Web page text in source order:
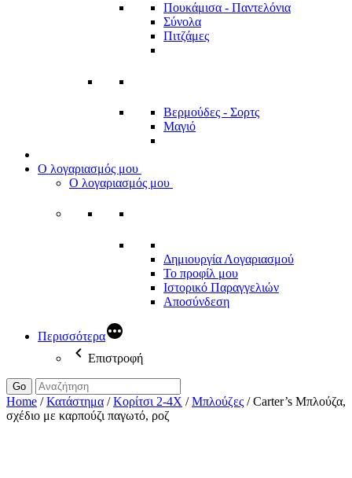
Πουκάμισα - Παντελόνια
Σύνολα
Πιτζάμες
Βερμούδες - Σορτς
Μαγιό
Ο λογαριασμός μου
Ο λογαριασμός μου
Δημιουργία Λογαριασμού
Το προφίλ μου
Ιστορικό Παραγγελιών
Αποσύνδεση
Περισσότερα
Επιστροφή
Go
Home /Κατάστημα /Κορίτσι 2-4Χ /Μπλούζες /Carter’s Μπλούζα,
σχέδιο με καρπούζι παγωτό, ροζ